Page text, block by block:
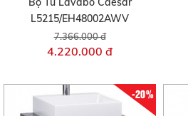
L5215/EH48002AWV
7.366.000 đ
4.220.000 đ
-20%